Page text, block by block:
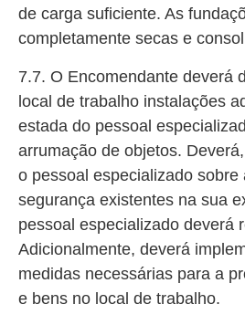
de carga suficiente. As
completamente secas e
7.7. O Encomendante deverá
local de trabalho instalações
estada do pessoal
arrumação de objetos.
o pessoal especializado sobre
segurança existentes na sua
pessoal especializado deverá
Adicionalmente, deverá
medidas necessárias para a
e bens no local de trabalho.